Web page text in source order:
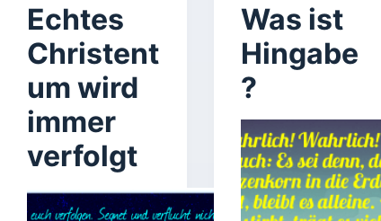
Echtes
Christent
um wird
immer
verfolgt
Was ist
Hingabe
?